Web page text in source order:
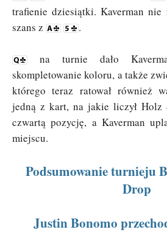
trafienie dziesiątki. Kaverman
szans z
.
na turnie dało
skompletowanie koloru, a także
którego teraz ratował również
jedną z kart, na jakie liczył Holz
czwartą pozycję, a Kaverman
miejscu.
Podsumowanie turnieju
Drop
Justin Bonomo